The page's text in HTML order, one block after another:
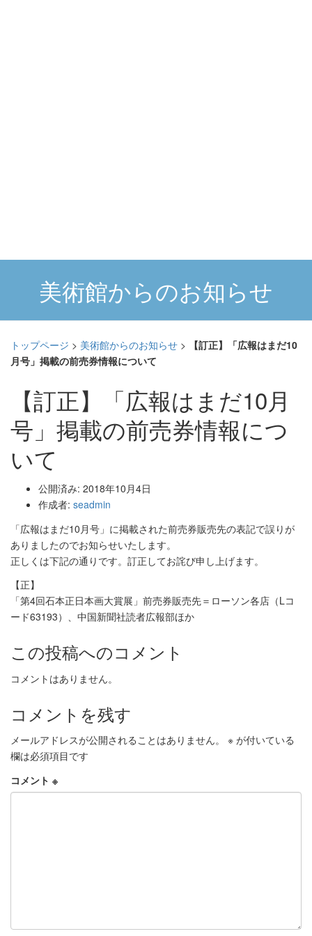
美術館からのお知らせ
トップページ > 美術館からのお知らせ >
【訂正】「広報はまだ10
月号」掲載の前売券情報について
【訂正】「広報はまだ10月
号」掲載の前売券情報につ
いて
公開済み: 2018年10月4日
作成者: seadmin
「広報はまだ10月号」に掲載された前売券販売先の表記で誤りが
ありましたのでお知らせいたします。
正しくは下記の通りです。訂正してお詫び申し上げます。
【正】
「第4回石本正日本画大賞展」前売券販売先＝ローソン各店（Lコ
ード63193）、中国新聞社読者広報部ほか
この投稿へのコメント
コメントはありません。
コメントを残す
メールアドレスが公開されることはありません。 ※ が付いている
欄は必須項目です
コメント ※